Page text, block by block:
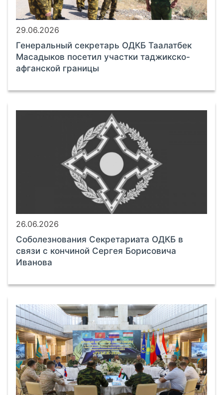
29.06.2026
Генеральный секретарь ОДКБ Таалатбек
Масадыков посетил участки таджикско-
афганской границы
26.06.2026
Соболезнования Секретариата ОДКБ в
связи с кончиной Сергея Борисовича
Иванова